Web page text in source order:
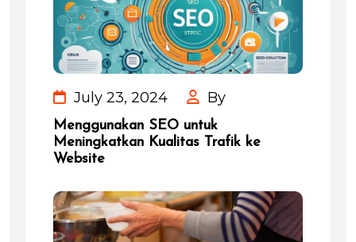
July 23, 2024 By
Menggunakan SEO untuk
Meningkatkan Kualitas Trafik ke
Website